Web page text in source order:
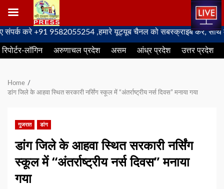
Skip
to
content
+91 9582055254 ,हमारे यूट्यूब चैनल को सबस्क्राइब करें, साथ मे हमारे
रिपोर्टर-लॉगिन अरुणाचल प्रदेश असम आंध्र प्रदेश उत्तर प्रदेश
Home
डांग जिले के आहवा स्थित सरकारी नर्सिंग स्कूल में “अंतर्राष्ट्रीय नर्स दिवस” मनाया गया
गुजरात डांग
डांग जिले के आहवा स्थित सरकारी नर्सिंग
स्कूल में “अंतर्राष्ट्रीय नर्स दिवस” मनाया
गया